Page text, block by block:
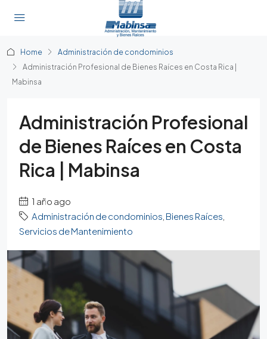
Home
Administración de condominios
Administración Profesional de Bienes Raíces en Costa Rica |
Mabinsa
Administración Profesional
de Bienes Raíces en Costa
Rica | Mabinsa
1 año ago
Administración de condominios Bienes Raíces
Servicios de Mantenimiento